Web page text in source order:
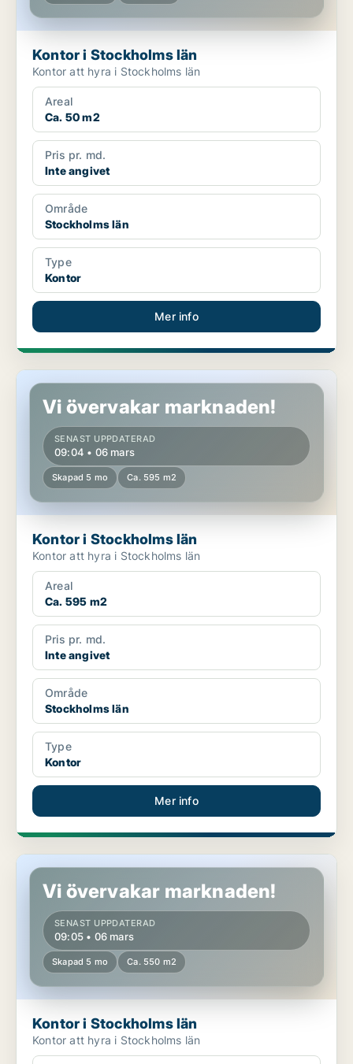
Kontor i Stockholms län
Kontor att hyra i Stockholms län
Areal
Ca. 50 m2
Pris pr. md.
Inte angivet
Område
Stockholms län
Type
Kontor
Mer info
Kontor i Stockholms län
Vi övervakar marknaden!
SENAST UPPDATERAD
09:04 • 06 mars
Skapad 5 mo Ca. 595 m2
Kontor i Stockholms län
Kontor att hyra i Stockholms län
Areal
Ca. 595 m2
Pris pr. md.
Inte angivet
Område
Stockholms län
Type
Kontor
Mer info
Kontor i Stockholms län
Vi övervakar marknaden!
SENAST UPPDATERAD
09:05 • 06 mars
Skapad 5 mo Ca. 550 m2
Kontor i Stockholms län
Kontor att hyra i Stockholms län